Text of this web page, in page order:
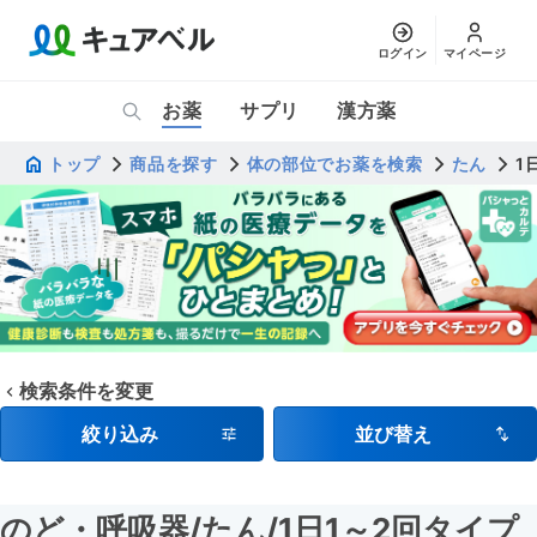
ログイン マイページ
お薬 サプリ 漢方薬
トップ 商品を探す 体の部位でお薬を検索 たん 1
検索条件を変更
絞り込み
並び替え